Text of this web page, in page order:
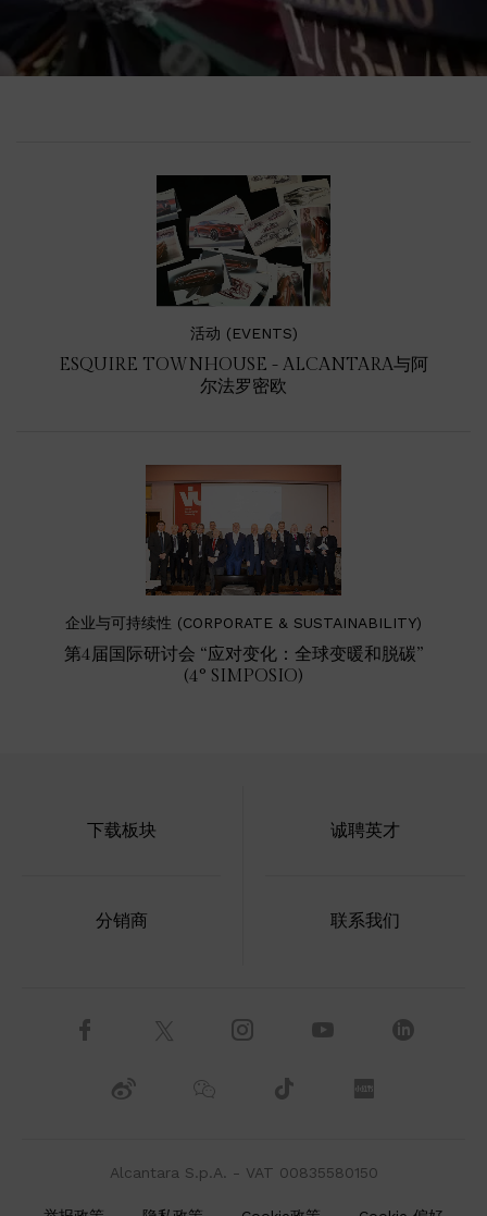
活动 (EVENTS)
ESQUIRE TOWNHOUSE - ALCANTARA与阿
尔法罗密欧
企业与可持续性 (CORPORATE & SUSTAINABILITY)
第4届国际研讨会 “应对变化：全球变暖和脱碳”
(4° SIMPOSIO)
下载板块 诚聘英才
分销商 联系我们
Alcantara S.p.A. - VAT 00835580150